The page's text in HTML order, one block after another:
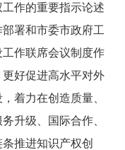
作的重要指示论述
署和市委市政府工
作联席会议制度作
好促进高水平对外
着力在创造质量、
升级、国际合作、
推进知识产权创